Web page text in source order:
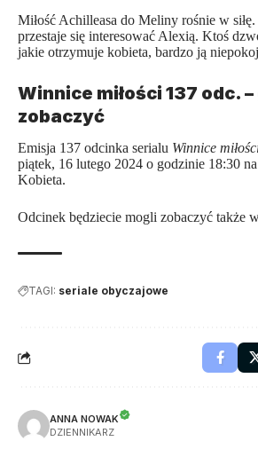
Miłość Achilleasa do Meliny rośnie w
przestaje się interesować Alexią. Ktoś
jakie otrzymuje kobieta, bardzo ją
Winnice miłości 137 odc.
zobaczyć
Emisja 137 odcinka serialu Winnice
piątek, 16 lutego 2024 o godzinie 18:30
Kobieta.
Odcinek będziecie mogli zobaczyć także
TAGI: seriale obyczajowe
ANNA NOWAK
DZIENNIKARZ